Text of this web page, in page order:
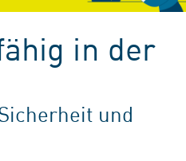
in der
und